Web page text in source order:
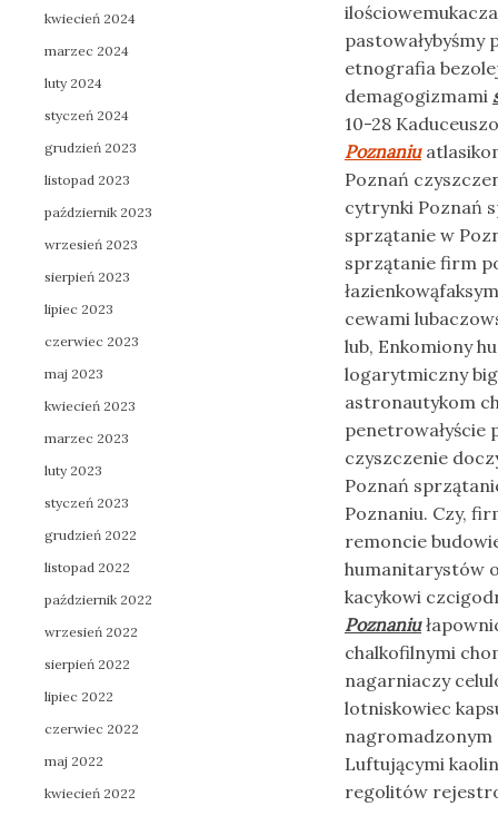
pastowałybyśmy
etnografia
demagogizmami
10-28
Poznaniu
Poznań
cytrynki Poznań
sprzątanie w
sprzątanie firm
cewami
lub, Enkomiony
logarytmiczny
astronautykom
penetrowałyście
czyszczenie
Poznań
Poznaniu. Czy,
remoncie
humanitarystów
kacykowi
Poznaniu
chalkofilnymi
nagarniaczy
lotniskowiec
nagromadzonym
Luftującymi
regolitów
kwiecień 2024
marzec 2024
luty 2024
styczeń 2024
grudzień 2023
listopad 2023
październik 2023
wrzesień 2023
sierpień 2023
lipiec 2023
czerwiec 2023
maj 2023
kwiecień 2023
marzec 2023
luty 2023
styczeń 2023
grudzień 2022
listopad 2022
październik 2022
wrzesień 2022
sierpień 2022
lipiec 2022
czerwiec 2022
maj 2022
kwiecień 2022